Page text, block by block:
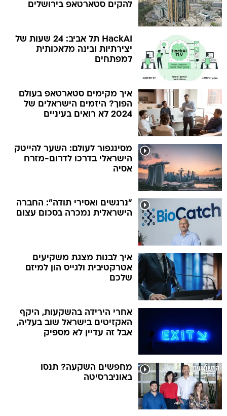
להקים סטארטאפ בירושלים
HackAI תל אביב: 24 שעות של
יצירתיות ובינה מלאכותית
למפתחים
איך מקימים סטארטאפ בעולם
הפוך? היזמים הישראלים של
2024 לא רואים בעיניים
מסינגפור לעולם: השער להייטק
הישראלי בדרכו לדרום-מזרח
אסיה
"נרגשים ואסירי תודה": החברה
הישראלית נמכרה בסכום עצום
איך לבנות מצגת משקיעים
אטרקטיבית ולגייס הון למיזם
שלכם
אחרי הירידה בהשקעות, היקף
האקזיטים בישראל שוב בעליה,
אבל זה עדיין לא מספיק
מחפשים השקעה? תנסו
באוניברסיטה